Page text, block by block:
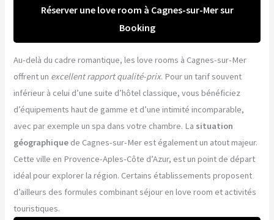
Réserver une love room à Cagnes-sur-Mer sur
Booking
Au-delà du cadre romantique, les love rooms à Cagnes-sur-Mer
offrent un excellent rapport qualité-prix. Pour un tarif souvent
inférieur à celui d’une suite d’hôtel classique, vous bénéficiez
d’équipements haut de gamme et d’une intimité incomparable,
avec par exemple un spa dans votre chambre. La situation
géographique de Cagnes-sur-Mer est également un atout majeur.
Cette ville en Provence-Aples-Côte d’Azur, est un point de départ
idéal pour explorer la région. Certains établissements proposent
d’ailleurs des formules combinant séjour en love room et activités
touristiques.